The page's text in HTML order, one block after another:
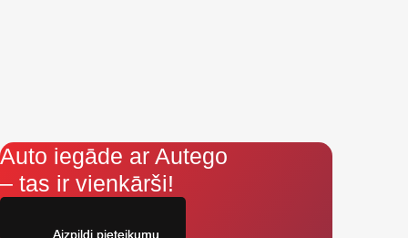
Auto iegāde ar Autego
– tas ir vienkārši!